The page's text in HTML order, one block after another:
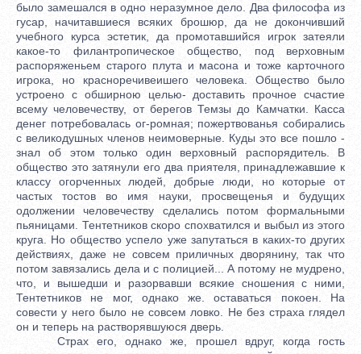
было замешался в одно неразумное дело. Два философа из
гусар, начитавшиеся всяких брошюр, да не докончивший
учебного курса эстетик, да промотавшийся игрок затеяли
какое-то филантропическое общество, под верховным
распоряженьем старого плута и масона и тоже карточного
игрока, но красноречивеишего человека. Общество было
устроено с обширною целью- доставить прочное счастие
всему человечеству, от берегов Темзы до Камчатки. Касса
денег потребовалась ог-ромная; пожертвованья собирались
с великодушных членов неимоверные. Куды это все пошло -
знал об этом только один верховный распорядитель. В
общество это затянули его два приятеля, принадлежавшие к
классу огорченных людей, добрые люди, но которые от
частых тостов во имя науки, просвещенья и будущих
одолжении человечеству сделались потом формальными
пьяницами. Тентетников скоро спохватился и выбыл из этого
круга. Но общество успело уже запутаться в каких-то других
действиях, даже не совсем приличных дворянину, так что
потом завязались дела и с полицией... А потому не мудрено,
что, и вышедши и разорвавши всякие сношения с ними,
Тентетников не мог, однако же. оставаться покоен. На
совести у него было не совсем ловко. Не без страха глядел
он и теперь на растворявшуюся дверь.
Страх его, однако же, прошел вдруг, когда гость